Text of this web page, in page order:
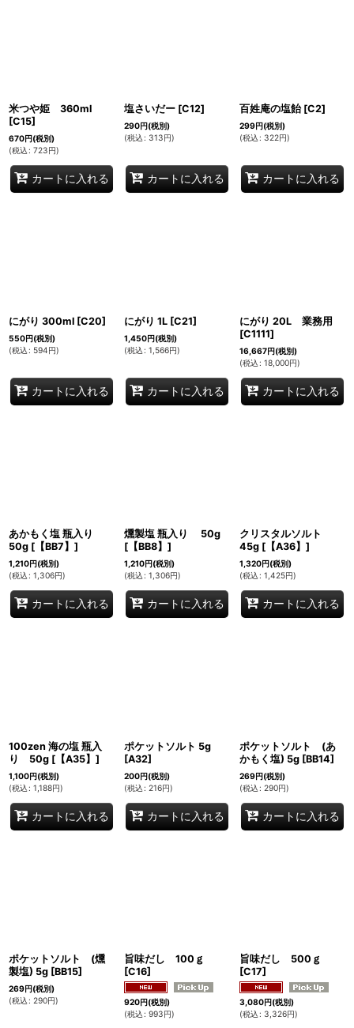
米つや姫 360ml
[C15]
670円(税別)
(税込: 723円)
カートに入れる
塩さいだー [C12]
290円(税別)
(税込: 313円)
カートに入れる
百姓庵の塩飴 [C2]
299円(税別)
(税込: 322円)
カートに入れる
にがり 300ml [C20]
550円(税別)
(税込: 594円)
カートに入れる
にがり 1L [C21]
1,450円(税別)
(税込: 1,566円)
カートに入れる
にがり 20L 業務用
[C1111]
16,667円(税別)
(税込: 18,000円)
カートに入れる
あかもく塩 瓶入り
50g [ 【BB7】 ]
1,210円(税別)
(税込: 1,306円)
カートに入れる
燻製塩 瓶入り 50g
[【BB8】 ]
1,210円(税別)
(税込: 1,306円)
カートに入れる
クリスタルソルト
45g [【A36】 ]
1,320円(税別)
(税込: 1,425円)
カートに入れる
100zen 海の塩 瓶入
り 50g [ 【A35】 ]
1,100円(税別)
(税込: 1,188円)
カートに入れる
ポケットソルト 5g
[A32]
200円(税別)
(税込: 216円)
カートに入れる
ポケットソルト (あ
かもく塩) 5g [BB14]
269円(税別)
(税込: 290円)
カートに入れる
ポケットソルト (燻
製塩) 5g [BB15]
269円(税別)
(税込: 290円)
旨味だし 100ｇ
[C16]
920円(税別)
(税込: 993円)
旨味だし 500ｇ
[C17]
3,080円(税別)
(税込: 3,326円)